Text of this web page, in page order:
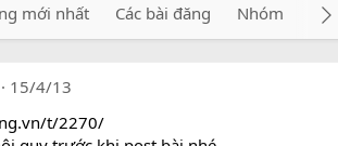
mới nhất Các bài đăng Nhóm
15/4/13
t/2270/